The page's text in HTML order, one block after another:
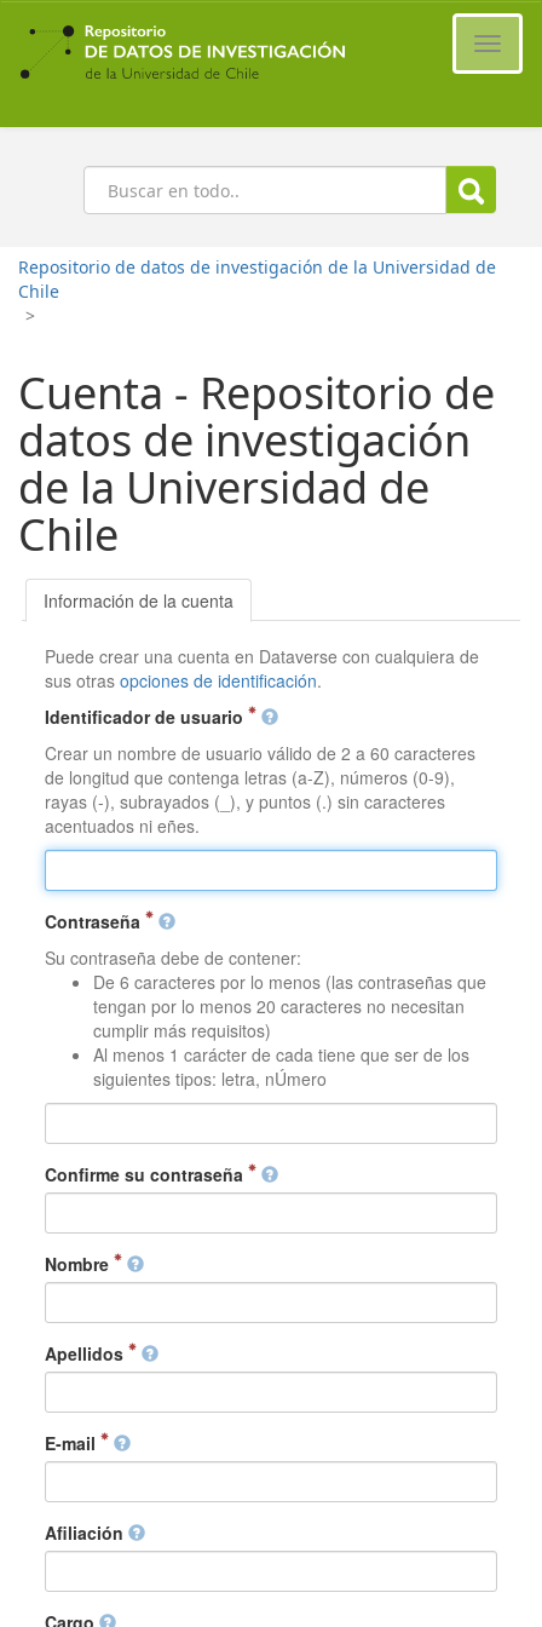
Ir
contenido
principal
Buscar
Repositorio de datos de investigación de la Universidad de
Chile
>
Cuenta - Repositorio de
datos de investigación
de la Universidad de
Chile
Información de la cuenta
Puede crear una cuenta en Dataverse con cualquiera de
sus otrasopciones de identificación.
Identificador de usuario
Crear un nombre de usuario válido de 2 a 60 caracteres
de longitud que contenga letras (a-Z), números (0-9),
rayas (-), subrayados (_), y puntos (.) sin caracteres
acentuados ni eñes.
Contraseña
Su contraseña debe de contener:
De 6 caracteres por lo menos (las contraseñas que
tengan por lo menos 20 caracteres no necesitan
cumplir más requisitos)
Al menos 1 carácter de cada tiene que ser de los
siguientes tipos: letra, nÚmero
Confirme su contraseña
Nombre
Apellidos
E-mail
Afiliación
Cargo